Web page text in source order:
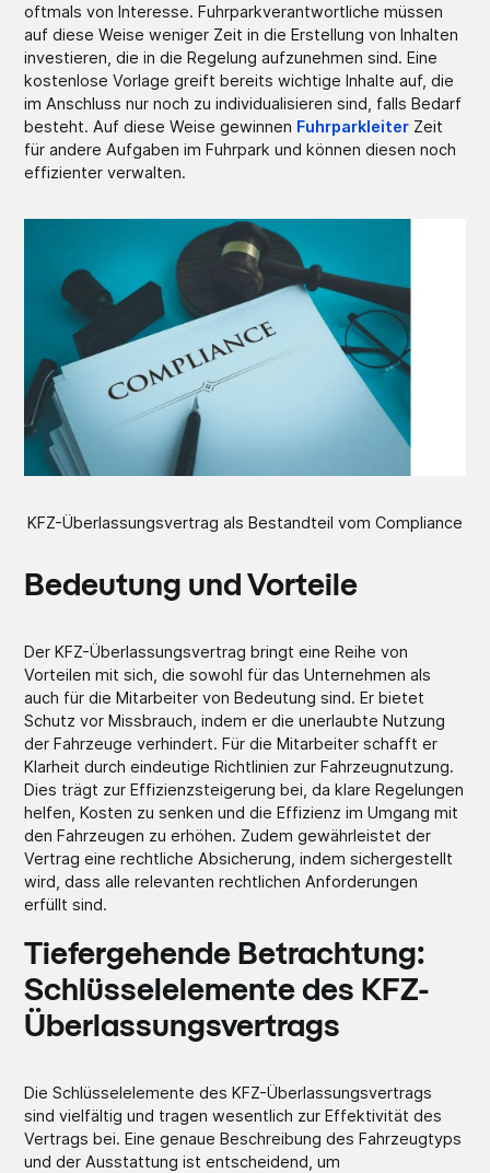
oftmals von Interesse. Fuhrparkverantwortliche müssen
auf diese Weise weniger Zeit in die Erstellung von Inhalten
investieren, die in die Regelung aufzunehmen sind. Eine
kostenlose Vorlage greift bereits wichtige Inhalte auf, die
im Anschluss nur noch zu individualisieren sind, falls Bedarf
besteht. Auf diese Weise gewinnen Fuhrparkleiter Zeit
für andere Aufgaben im Fuhrpark und können diesen noch
effizienter verwalten.
KFZ-Überlassungsvertrag als Bestandteil vom Compliance
Bedeutung und Vorteile
Der KFZ-Überlassungsvertrag bringt eine Reihe von
Vorteilen mit sich, die sowohl für das Unternehmen als
auch für die Mitarbeiter von Bedeutung sind. Er bietet
Schutz vor Missbrauch, indem er die unerlaubte Nutzung
der Fahrzeuge verhindert. Für die Mitarbeiter schafft er
Klarheit durch eindeutige Richtlinien zur Fahrzeugnutzung.
Dies trägt zur Effizienzsteigerung bei, da klare Regelungen
helfen, Kosten zu senken und die Effizienz im Umgang mit
den Fahrzeugen zu erhöhen. Zudem gewährleistet der
Vertrag eine rechtliche Absicherung, indem sichergestellt
wird, dass alle relevanten rechtlichen Anforderungen
erfüllt sind.
Tiefergehende Betrachtung:
Schlüsselelemente des KFZ-
Überlassungsvertrags
Die Schlüsselelemente des KFZ-Überlassungsvertrags
sind vielfältig und tragen wesentlich zur Effektivität des
Vertrags bei. Eine genaue Beschreibung des Fahrzeugtyps
und der Ausstattung ist entscheidend, um